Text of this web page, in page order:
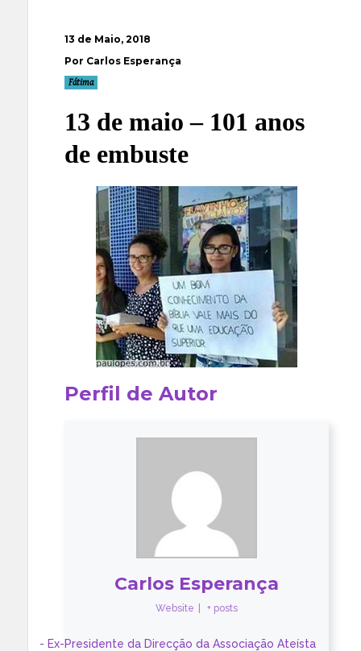
13 de Maio, 2018
Por Carlos Esperança
Fátima
13 de maio – 101 anos
de embuste
Perfil de Autor
Carlos Esperança
Website + posts
- Ex-Presidente da Direcção da Associação Ateísta